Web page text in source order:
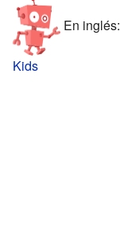
En inglés:
Kids